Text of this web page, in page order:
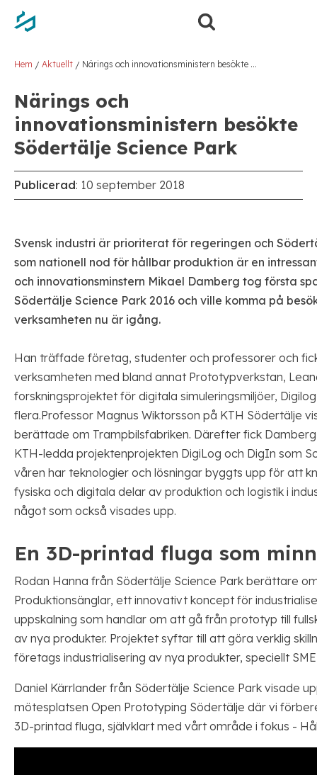
Hem / Aktuellt / Närings och innovationsministern besökte Södertälje Science Park
Närings och
innovationsministern besökte
Södertälje Science Park
Publicerad: 10 september 2018
Svensk industri är prioriterat för regeringen och
som nationell nod för hållbar produktion är en
och innovationsminstern Mikael Damberg tog första
Södertälje Science Park 2016 och ville komma på
verksamheten nu är igång.
Han träffade företag, studenter och professorer och
verksamheten med bland annat Prototypverkstan,
forskningsprojektet för digitala simuleringsmiljöer,
flera.Professor Magnus Wiktorsson på KTH Södertälje
berättade om Trampbilsfabriken. Därefter fick Damberg
KTH-ledda projektenprojekten DigiLog och DigIn som
våren har teknologier och lösningar byggts upp för att
fysiska och digitala delar av produktion och logistik i
något som också visades upp.
En 3D-printad fluga som
Rodan Hanna från Södertälje Science Park berättare
Produktionsänglar, ett innovativt koncept för
uppskalning som handlar om att gå från prototyp till
av nya produkter. Projektet syftar till att göra verklig
företags industrialisering av nya produkter, speciellt
Daniel Kärrlander från Södertälje Science Park visade
mötesplatsen Open Prototyping Södertälje där vi
3D-printad fluga, självklart med vårt område i fokus -